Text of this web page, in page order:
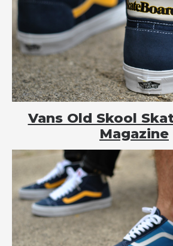
Vans Old Skool
Magazine